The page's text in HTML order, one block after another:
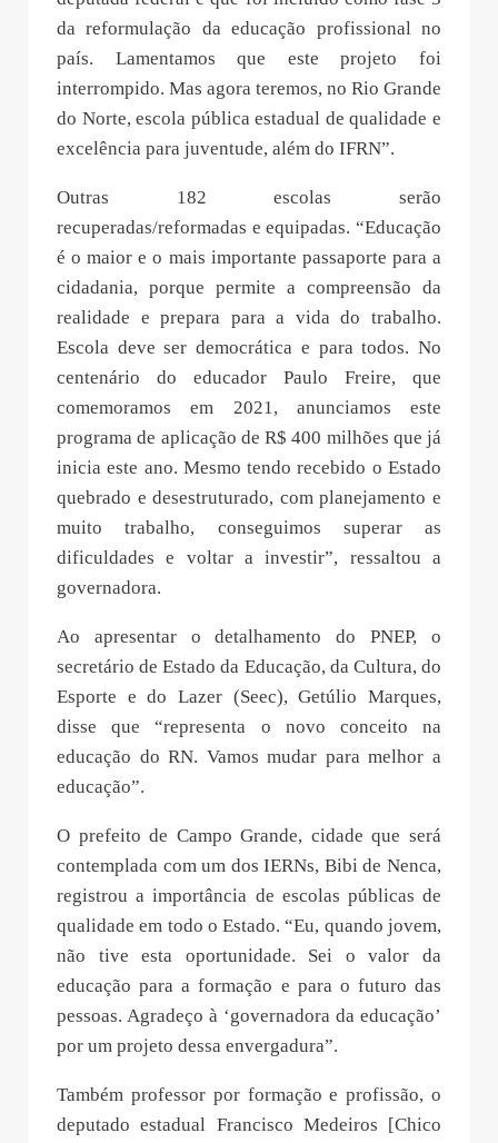
da reformulação da educação profissional no
país. Lamentamos que este projeto foi
interrompido. Mas agora teremos, no Rio Grande
do Norte, escola pública estadual de qualidade e
excelência para juventude, além do IFRN”.
Outras 182 escolas serão
recuperadas/reformadas e equipadas. “Educação
é o maior e o mais importante passaporte para a
cidadania, porque permite a compreensão da
realidade e prepara para a vida do trabalho.
Escola deve ser democrática e para todos. No
centenário do educador Paulo Freire, que
comemoramos em 2021, anunciamos este
programa de aplicação de R$ 400 milhões que já
inicia este ano. Mesmo tendo recebido o Estado
quebrado e desestruturado, com planejamento e
muito trabalho, conseguimos superar as
dificuldades e voltar a investir”, ressaltou a
governadora.
Ao apresentar o detalhamento do PNEP, o
secretário de Estado da Educação, da Cultura, do
Esporte e do Lazer (Seec), Getúlio Marques,
disse que “representa o novo conceito na
educação do RN. Vamos mudar para melhor a
educação”.
O prefeito de Campo Grande, cidade que será
contemplada com um dos IERNs, Bibi de Nenca,
registrou a importância de escolas públicas de
qualidade em todo o Estado. “Eu, quando jovem,
não tive esta oportunidade. Sei o valor da
educação para a formação e para o futuro das
pessoas. Agradeço à ‘governadora da educação’
por um projeto dessa envergadura”.
Também professor por formação e profissão, o
deputado estadual Francisco Medeiros [Chico